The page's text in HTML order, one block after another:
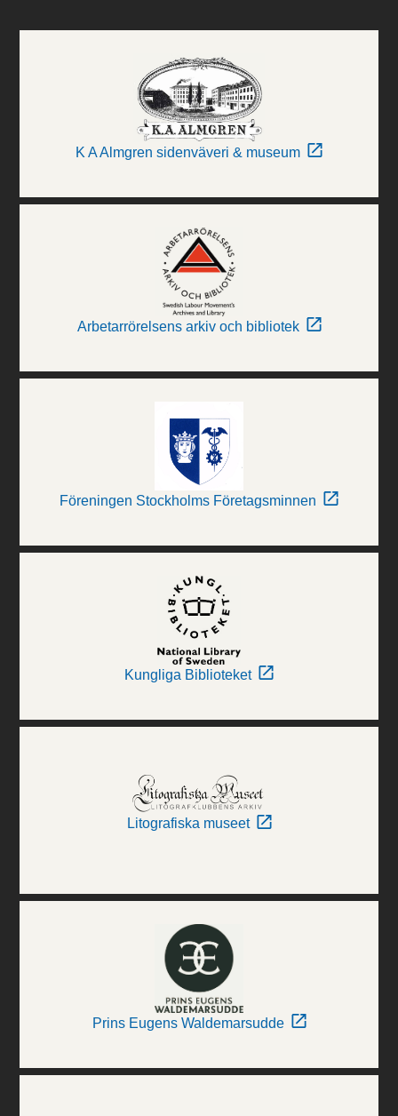
K A Almgren sidenväveri & museum
Arbetarrörelsens arkiv och bibliotek
Föreningen Stockholms Företagsminnen
Kungliga Biblioteket
Litografiska museet
Prins Eugens Waldemarsudde